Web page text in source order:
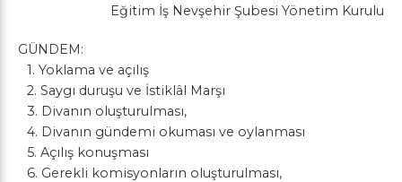
Eğitim İş Nevşehir Şubesi Yönetim Kurulu
GÜNDEM:
1.⁠ ⁠Yoklama ve açılış
2.⁠ ⁠Saygı duruşu ve İstiklâl Marşı
3.⁠ ⁠Divanın oluşturulması,
4.⁠ ⁠Divanın gündemi okuması ve oylanması
5.⁠ ⁠Açılış konuşması
6.⁠ ⁠Gerekli komisyonların oluşturulması,